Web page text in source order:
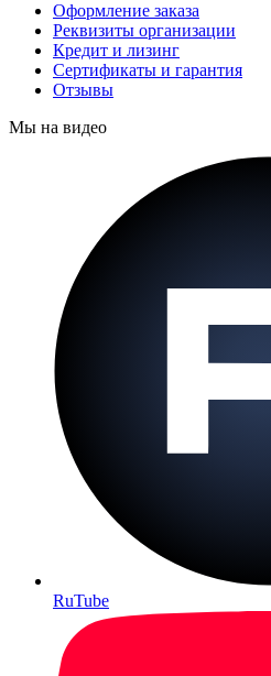
Оформление заказа
Реквизиты организации
Кредит и лизинг
Сертификаты и гарантия
Отзывы
Мы на видео
RuTube